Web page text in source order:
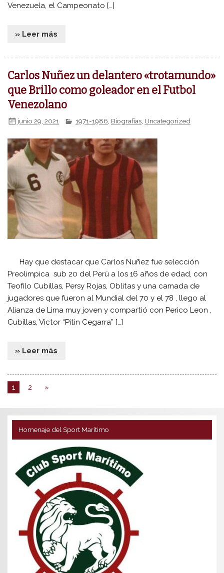
Venezuela, el Campeonato […]
» Leer más
Carlos Nuñez un delantero «trotamundo»
que Brillo como goleador en el Futbol
Venezolano
junio 29, 2021 1971-1986 Biografías Uncategorized
Hay que destacar que Carlos Nuñez fue selección
Preolimpica sub 20 del Perú a los 16 años de edad, con
Teofilo Cubillas, Persy Rojas, Oblitas y una camada de
jugadores que fueron al Mundial del 70 y el 78 , llego al
Alianza de Lima muy joven y compartió con Perico Leon ,
Cubillas, Victor “Pitin Cegarra” […]
» Leer más
1 2 »
Homenaje del Sport Marítimo